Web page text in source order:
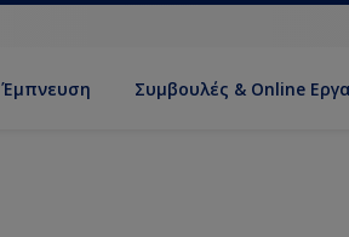
Έμπνευση Συμβουλές & Online